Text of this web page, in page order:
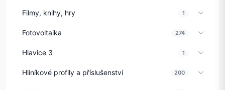
Filmy, knihy, hry 1
Fotovoltaika 274
Hlavice 3 1
Hliníkové profily a příslušenství 200